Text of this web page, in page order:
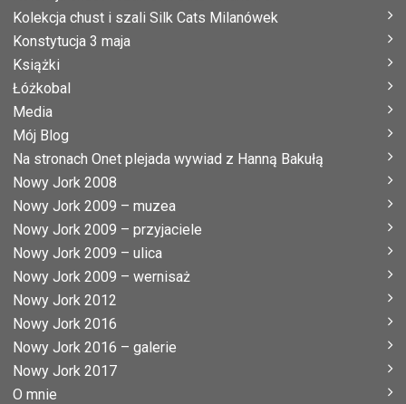
Kolekcja chust i szali Silk Cats Milanówek
Konstytucja 3 maja
Książki
Łóżkobal
Media
Mój Blog
Na stronach Onet plejada wywiad z Hanną Bakułą
Nowy Jork 2008
Nowy Jork 2009 – muzea
Nowy Jork 2009 – przyjaciele
Nowy Jork 2009 – ulica
Nowy Jork 2009 – wernisaż
Nowy Jork 2012
Nowy Jork 2016
Nowy Jork 2016 – galerie
Nowy Jork 2017
O mnie